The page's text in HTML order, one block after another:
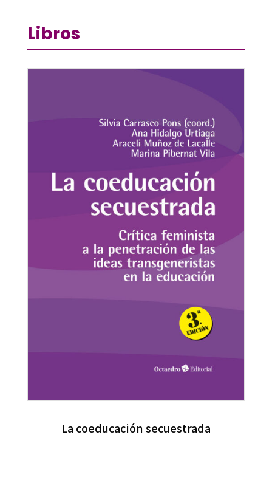
Libros
La coeducación secuestrada